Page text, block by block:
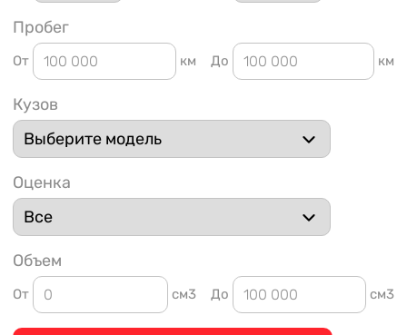
Пробег
От км До км
Кузов
Оценка
Объем
От см3 До см3